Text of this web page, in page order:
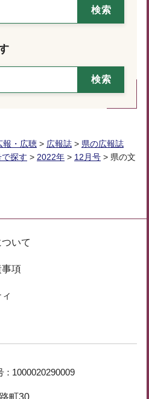
報・広聴 > 広報誌 > 県の広報誌
探す > 2022年 > 12月号 > 県の文
いて
事項
1000020290009
町30